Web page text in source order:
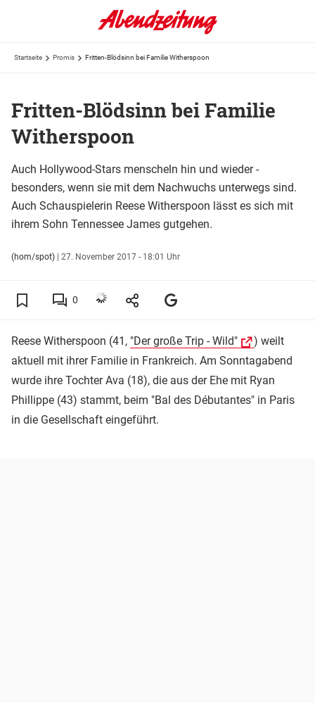
Startseite Promis Fritten-Blödsinn bei Familie Witherspoon
Fritten-Blödsinn bei Familie
Witherspoon
Auch Hollywood-Stars menscheln hin und wieder -
besonders, wenn sie mit dem Nachwuchs unterwegs sind.
Auch Schauspielerin Reese Witherspoon lässt es sich mit
ihrem Sohn Tennessee James gutgehen.
(hom/spot) | 27. November 2017 - 18:01 Uhr
0
Reese Witherspoon (41, "Der große Trip - Wild"
) weilt
aktuell mit ihrer Familie in Frankreich. Am Sonntagabend
wurde ihre Tochter Ava (18), die aus der Ehe mit Ryan
Phillippe (43) stammt, beim "Bal des Débutantes" in Paris
in die Gesellschaft eingeführt.